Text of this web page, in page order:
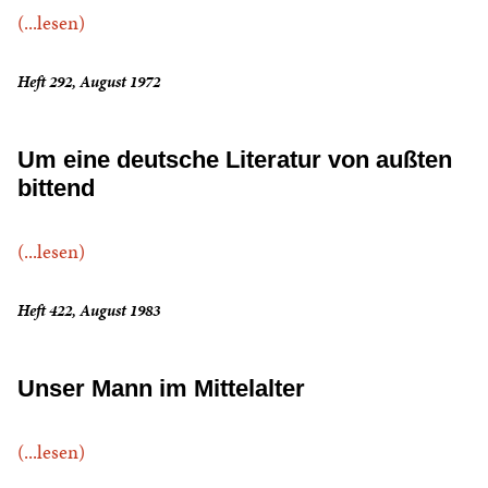
(...lesen)
Heft 292, August 1972
Um eine deutsche Literatur von außten
bittend
(...lesen)
Heft 422, August 1983
Unser Mann im Mittelalter
(...lesen)